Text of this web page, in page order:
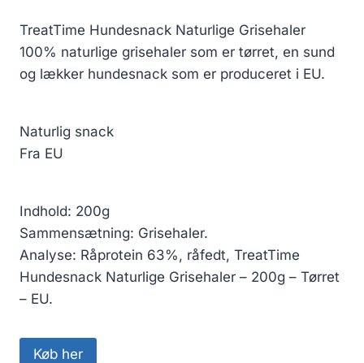
TreatTime Hundesnack Naturlige Grisehaler
100% naturlige grisehaler som er tørret, en sund
og lækker hundesnack som er produceret i EU.
Naturlig snack
Fra EU
Indhold: 200g
Sammensætning: Grisehaler.
Analyse: Råprotein 63%, råfedt, TreatTime
Hundesnack Naturlige Grisehaler – 200g – Tørret
– EU.
Køb her